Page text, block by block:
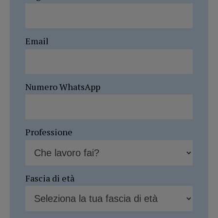
Email
Numero WhatsApp
Professione
Fascia di età